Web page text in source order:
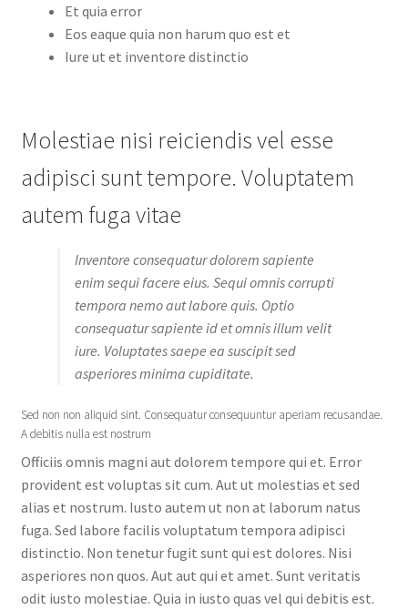
Et quia error
Eos eaque quia non harum quo est et
Iure ut et inventore distinctio
Molestiae nisi reiciendis vel esse
adipisci sunt tempore. Voluptatem
autem fuga vitae
Inventore consequatur dolorem sapiente
enim sequi facere eius. Sequi omnis corrupti
tempora nemo aut labore quis. Optio
consequatur sapiente id et omnis illum velit
iure. Voluptates saepe ea suscipit sed
asperiores minima cupiditate.
Sed non non aliquid sint. Consequatur consequuntur aperiam recusandae.
A debitis nulla est nostrum
Officiis omnis magni aut dolorem tempore qui et. Error
provident est voluptas sit cum. Aut ut molestias et sed
alias et nostrum. Iusto autem ut non at laborum natus
fuga. Sed labore facilis voluptatum tempora adipisci
distinctio. Non tenetur fugit sunt qui est dolores. Nisi
asperiores non quos. Aut aut qui et amet. Sunt veritatis
odit iusto molestiae. Quia in iusto quas vel qui debitis est.